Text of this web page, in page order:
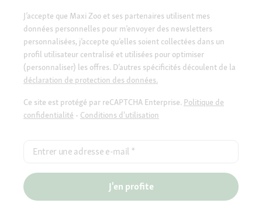
J’accepte que Maxi Zoo et ses partenaires utilisent mes
données personnelles pour m’envoyer des newsletters
personnalisées, j’accepte qu’elles soient collectées dans un
profil utilisateur centralisé et utilisées pour optimiser
(personnaliser) les offres. D’autres spécificités découlent de la
déclaration de protection des données.
Ce site est protégé par reCAPTCHA Enterprise. Politique de
confidentialité - Conditions d'utilisation
Entrer une adresse e-mail *
J'en profite